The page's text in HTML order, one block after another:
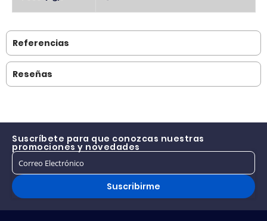
Referencias
Reseñas
Suscríbete para que conozcas nuestras
promociones y novedades
Suscribirme